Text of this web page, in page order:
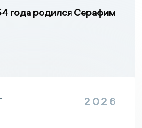
года родился Серафим
2026